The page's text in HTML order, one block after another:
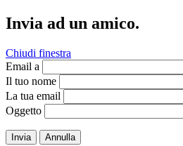
Invia ad un amico.
Chiudi finestra
Email a
Il tuo nome
La tua email
Oggetto
Invia Annulla